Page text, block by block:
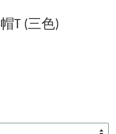
帽T (三色)